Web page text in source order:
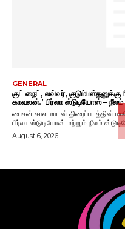
GENERAL
குட் நைட், லவ்வர்,
காவலன்.’ பிர்லா ஸ்டுடியோஸ் – நீலம்
பைசன் காளமாடன் திரைப்படத்தின்
பிர்லா ஸ்டுடியோஸ் மற்றும் நீலம்
August 6, 2026